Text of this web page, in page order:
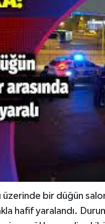
üzerinde bir düğün
hafif yaralandı.